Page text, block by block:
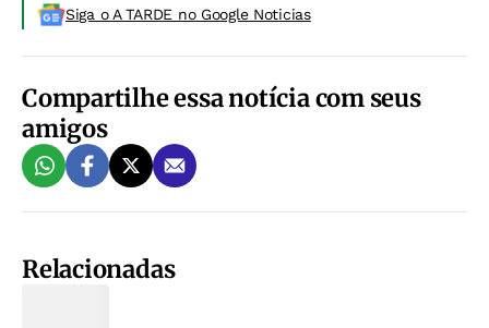
Siga o A TARDE no Google Noticias
Compartilhe essa notícia com seus
amigos
Relacionadas